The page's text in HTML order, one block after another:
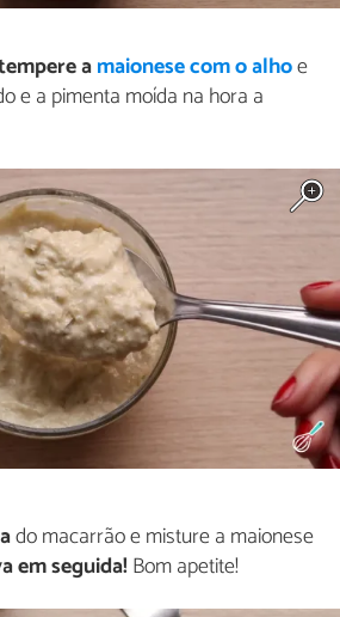
amaionese com o alhoe
e a pimenta moída na hora a
do macarrão e misture a maionese
em seguida!Bom apetite!